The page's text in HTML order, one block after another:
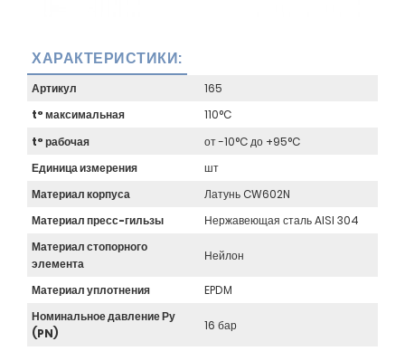
ХАРАКТЕРИСТИКИ:
Артикул
165
t° максимальная
110°C
t° рабочая
от -10°C до +95°C
Единица измерения
шт
Материал корпуса
Латунь CW602N
Материал пресс-гильзы
Нержавеющая сталь AISI 304
Материал стопорного
элемента
Нейлон
Материал уплотнения
EPDM
Номинальное давление Ру
(PN)
16 бар